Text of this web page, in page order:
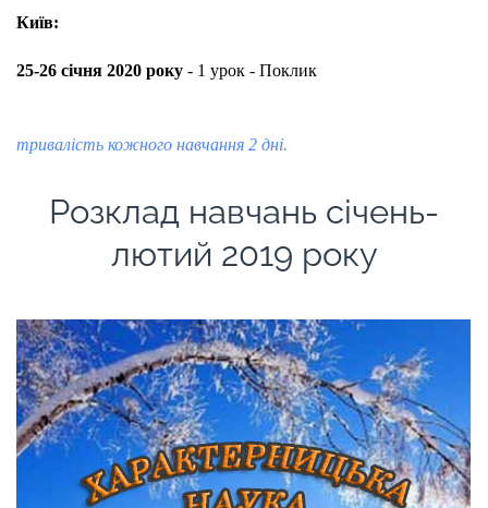
Київ:
25-26 січня 2020 року - 1 урок - Поклик
тривалість кожного навчання 2 дні.
Розклад навчань січень-
лютий 2019 року